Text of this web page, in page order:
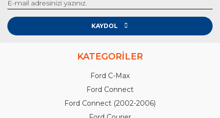
KAYDOL
KATEGORİLER
Ford C-Max
Ford Connect
Ford Connect (2002-2006)